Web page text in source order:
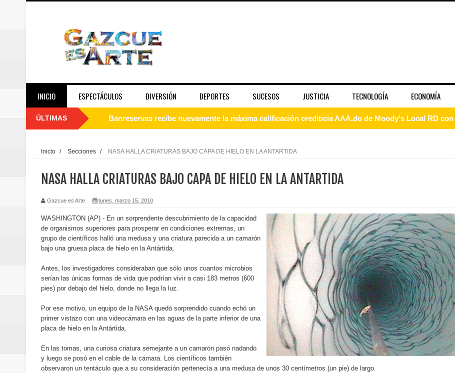
INICIO ESPECTÁCULOS DIVERSIÓN DEPORTES SUCESOS JUSTICIA TECNOLOGÍA ECONOMÍA
ÚLTIMAS Juan Luis Guerra se acompaña del coro “Más que Vencedores” y nos regala el “Canto a la Patria”
Embajada dominicana en Francia y Banreservas lanzan convocatoria para residencias artísticas en
Pavel Núñez y su Bipolarband deslumbran con una noche de fusiones e invitados de lujo en el
Banreservas y Banco Popular abordan retos y oportunidades del sistema financiero nacional
“Los Rechazados 2” llega a los cines impulsada por la franquicia dominicana más taquillera del 2025
Designan a Angelina Biviana Riveiro como vicepresidenta ejecutiva de Fiduciaria Reservas
Humano Seguros inaugura nueva localidad de Oficina Regional Este en La Romana
Banreservas destina RD$5,000 millones para emprendedoras en la segunda edición del Summit
Sexappeal celebra 25 años de trayectoria artística con nuevo álbum, renovación de su equipo y
conmemorativos
Inicio / Secciones / NASA HALLA CRIATURAS BAJO CAPA DE HIELO EN LA ANTARTIDA
NASA HALLA CRIATURAS BAJO CAPA DE HIELO EN LA ANTARTIDA
Gazcue es Arte lunes, marzo 15, 2010
WASHINGTON (AP) - En un sorprendente descubrimiento de la capacidad
de organismos superiores para prosperar en condiciones extremas, un
grupo de científicos halló una medusa y una criatura parecida a un camarón
bajo una gruesa placa de hielo en la Antártida.
Antes, los investigadores consideraban que sólo unos cuantos microbios
serían las únicas formas de vida que podrían vivir a casi 183 metros (600
pies) por debajo del hielo, donde no llega la luz.
Por ese motivo, un equipo de la NASA quedó sorprendido cuando echó un
primer vistazo con una videocámara en las aguas de la parte inferior de una
placa de hielo en la Antártida.
En las tomas, una curiosa criatura semejante a un camarón pasó nadando
y luego se posó en el cable de la cámara. Los científicos también
observaron un tentáculo que a su consideración pertenecía a una medusa de unos 30 centímetros (un pie) de largo.